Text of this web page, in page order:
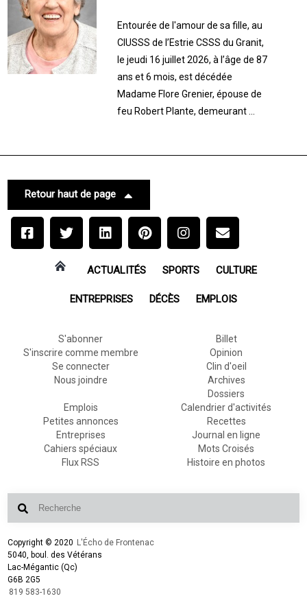
Entourée de l'amour de sa fille, au
CIUSSS de l’Estrie CSSS du Granit,
le jeudi 16 juillet 2026, à l’âge de 87
ans et 6 mois, est décédée
Madame Flore Grenier, épouse de
feu Robert Plante, demeurant ...
Retour haut de page
ACTUALITÉS SPORTS CULTURE
ENTREPRISES DÉCÈS EMPLOIS
S'abonner
S'inscrire comme membre
Se connecter
Nous joindre
Billet
Opinion
Clin d'oeil
Archives
Dossiers
Emplois
Petites annonces
Entreprises
Cahiers spéciaux
Flux RSS
Calendrier d'activités
Recettes
Journal en ligne
Mots Croisés
Histoire en photos
Copyright © 2020 L'Écho de Frontenac
5040, boul. des Vétérans
Lac-Mégantic (Qc)
G6B 2G5
819 583-1630